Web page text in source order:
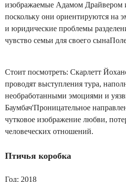
изображаемые Адамом Драйвером
поскольку они ориентируются на
и юридические проблемы
чувство семьи для своего
Стоит посмотреть: Скарлетт
проводят выступления тура,
необработанными эмоциями и
Баумбач'Проницательное
чутковое изображение любви,
человеческих отношений.
Птичья коробка
Год: 2018